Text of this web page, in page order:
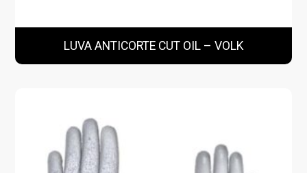
LUVA ANTICORTE CUT OIL – VOLK